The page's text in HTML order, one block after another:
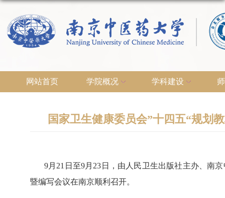
网站首页 学院概况 学科建设
国家卫生健康委员会”十四五“规划
9月 21 日至9月 23 日，由人民卫生出版社主办、南
暨编写会议在南京顺利召开。